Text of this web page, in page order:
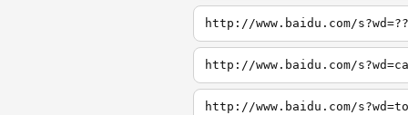
http://www.baidu.com/
http://www.baidu.com/
http://www.baidu.com/